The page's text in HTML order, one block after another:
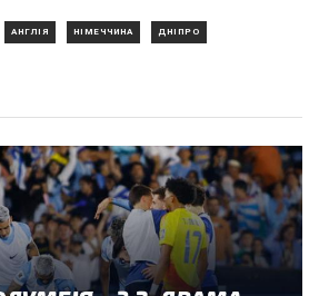
АНГЛІЯ НІМЕЧЧИНА ДНІПРО